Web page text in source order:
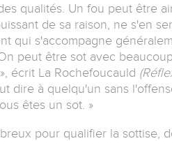
qualités. Un fou peut être
de sa raison, ne s'en
qui s'accompagne
peut être sot avec
écrit La Rochefoucauld
dire à quelqu'un sans
êtes un sot. »
pour qualifier la sottise,